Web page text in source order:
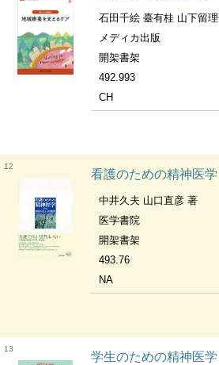
石田千絵 臺有桂 山下留
メディカ出版
開架書架
492.993
CH
12
看護のための精神医学
中井久夫 山口直彦 著
医学書院
開架書架
493.76
NA
13
学生のための精神医学